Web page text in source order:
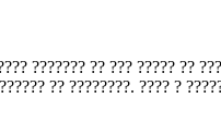
??????? ?? ??? ????? ??
?? ????????. ???? ?